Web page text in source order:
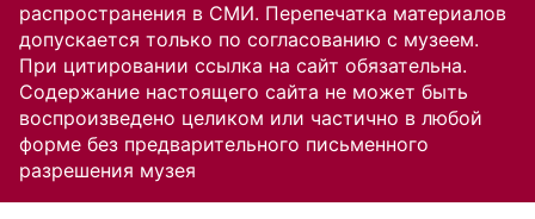
распространения в СМИ. Перепечатка материалов
допускается только по согласованию с музеем.
При цитировании ссылка на сайт обязательна.
Содержание настоящего сайта не может быть
воспроизведено целиком или частично в любой
форме без предварительного письменного
разрешения музея